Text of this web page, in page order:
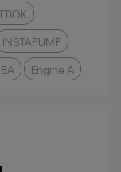
INSTAPUMP
Engine A